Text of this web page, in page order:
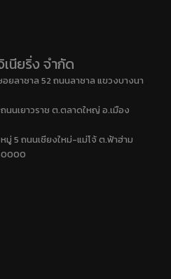
เนียริ่ง จำกัด
ยลาซาล 52 ถนนลาซาล แขวงบางนา
นนเยาวราช ต.ตลาดใหญ่ อ.เมือง
มู่ 5 ถนนเชียงใหม่-แม่โจ้ ต.ฟ้าฮ่าม